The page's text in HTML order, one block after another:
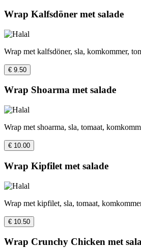
Wrap Kalfsdöner met salade
Wrap met kalfsdöner, sla, komkommer,
€ 9.50
Wrap Shoarma met salade
Wrap met shoarma, sla, tomaat,
€ 10.00
Wrap Kipfilet met salade
Wrap met kipfilet, sla, tomaat,
€ 10.50
Wrap Crunchy Chicken met